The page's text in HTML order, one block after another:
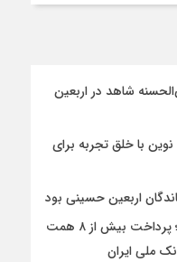
شاهد در اربعین
نوین با خلق تجربه برای
اربعین حسینی بود
در چهار ماه نخست ۱۴۰۵ رقم خورد؛ پرداخت بیش از ۸ همت
ملی ایران